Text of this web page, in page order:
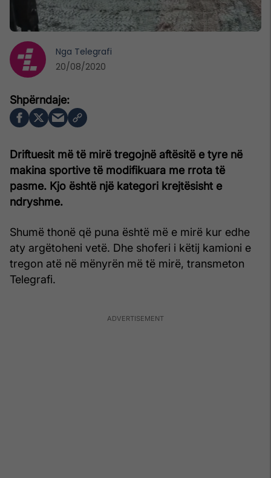
Driftuesit më të mirë tregojnë aftësitë e tyre në
makina sportive të modifikuara me rrota të
pasme. Kjo është një kategori krejtësisht e
ndryshme.
Shumë thonë që puna është më e mirë kur edhe
aty argëtoheni vetë. Dhe shoferi i këtij kamioni e
tregon atë në mënyrën më të mirë, transmeton
Telegrafi.
Nga Telegrafi
20/08/2020